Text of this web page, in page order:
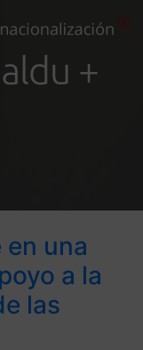
una
a la
las